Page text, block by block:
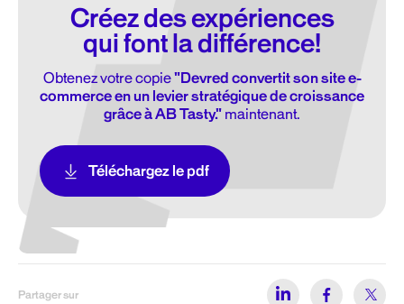
Créez des expériences
qui font la différence!
Obtenez votre copie"Devred convertit son site e-
commerce en un levier stratégique de croissance
grâce à AB Tasty."maintenant.
Téléchargez le pdf
Partager sur